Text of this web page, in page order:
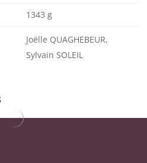
1343 g
Joëlle QUAGHEBEUR,
Sylvain SOLEIL